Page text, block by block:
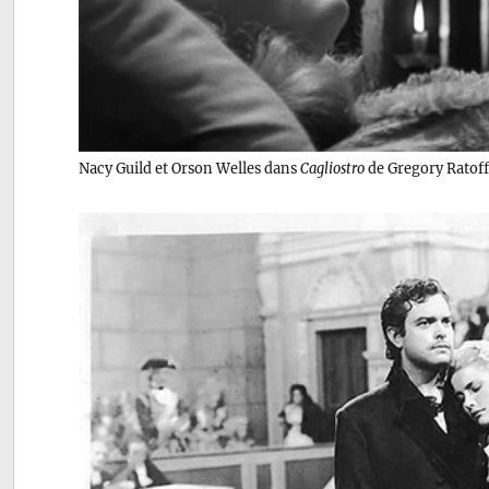
Nacy Guild et Orson Welles dansCagliostrode Gregory